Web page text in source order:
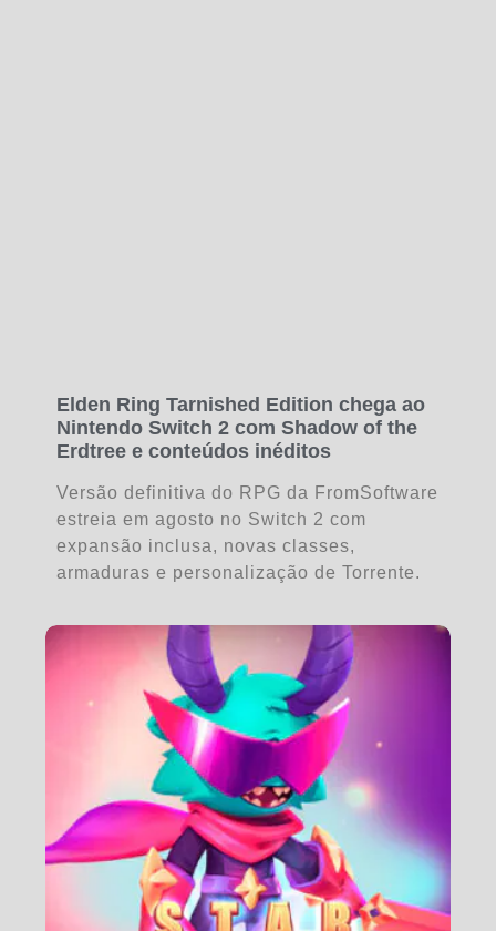
Elden Ring Tarnished Edition chega ao
Nintendo Switch 2 com Shadow of the
Erdtree e conteúdos inéditos
Versão definitiva do RPG da FromSoftware
estreia em agosto no Switch 2 com
expansão inclusa, novas classes,
armaduras e personalização de Torrente.